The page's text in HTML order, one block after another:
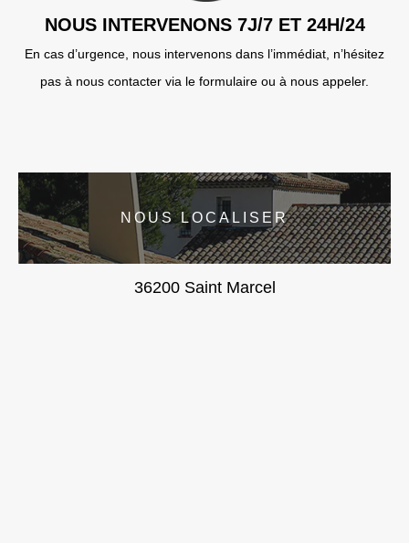
NOUS INTERVENONS 7J/7 ET 24H/24
En cas d’urgence, nous intervenons dans l’immédiat, n’hésitez
pas à nous contacter via le formulaire ou à nous appeler.
NOUS LOCALISER
36200 Saint Marcel